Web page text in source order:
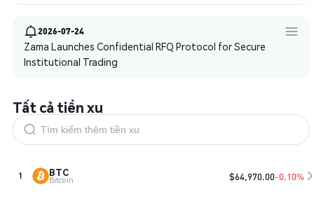
2026-07-24
Zama Launches Confidential RFQ Protocol for Secure
Institutional Trading
Tất cả tiền xu
1 BTC
Bitcoin $64,970.00-0.10%